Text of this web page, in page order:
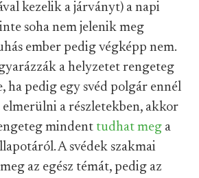
kezelik a járványt) a napi
soha nem jelenik meg
ember pedig végképp nem.
a helyzetet rengeteg
ha pedig egy svéd polgár ennél
elmerülni a részletekben, akkor
mindent tudhat meg a
A svédek szakmai
az egész témát, pedig az